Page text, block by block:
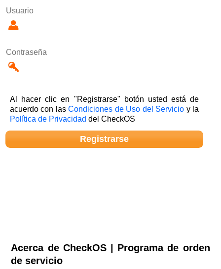
Usuario
Contraseña
Al hacer clic en "Registrarse" botón usted está de
acuerdo con lasCondiciones de Uso del Servicio y la
Política de Privacidad del CheckOS
Acerca de CheckOS | Programa de orden
de servicio